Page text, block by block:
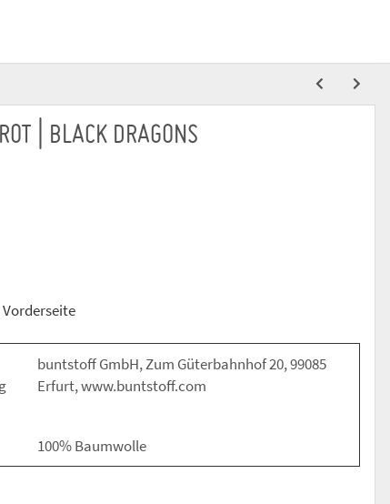
| BLACK DRAGONS
buntstoff GmbH, Zum Güterbahnhof 20, 99085
Erfurt, www.buntstoff.com
100% Baumwolle